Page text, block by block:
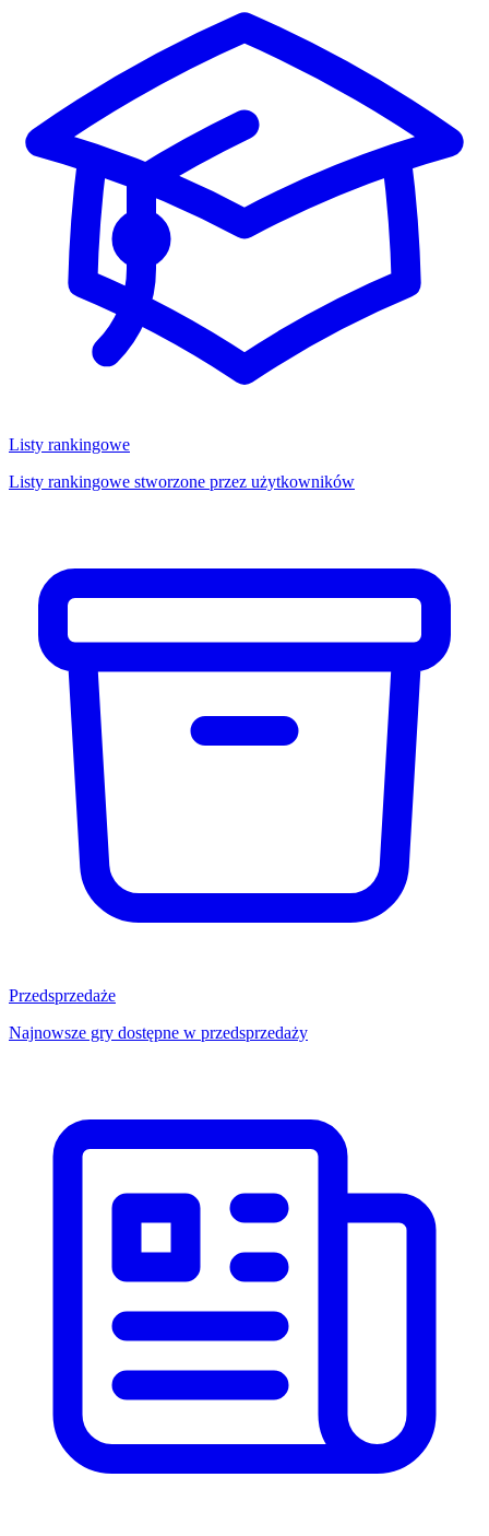
Listy rankingowe
Listy rankingowe stworzone przez użytkowników
Przedsprzedaże
Najnowsze gry dostępne w przedsprzedaży